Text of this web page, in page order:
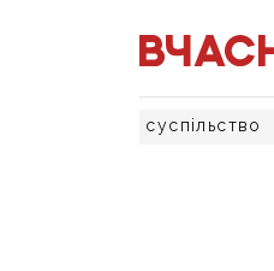
суспільство